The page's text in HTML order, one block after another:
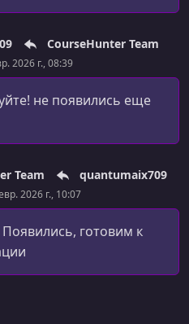
CourseHunter Team
2026 г., 08:39
не появились еще
Team quantumaix709
2026 г., 10:07
готовим к